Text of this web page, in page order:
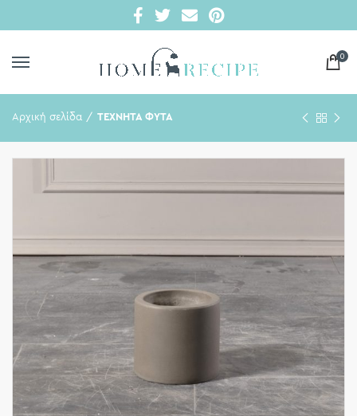
0
Αρχική σελίδα ΤΕΧΝΗΤΑ ΦΥΤΑ